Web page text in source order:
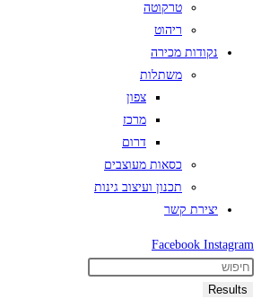
טרקוטה
ריהוט
נקודות מכירה
משתלות
צפון
מרכז
דרום
כסאות מעוצבים
תכנון ועיצוב גינות
יצירת קשר
Facebook Instagram
Search
...
Results